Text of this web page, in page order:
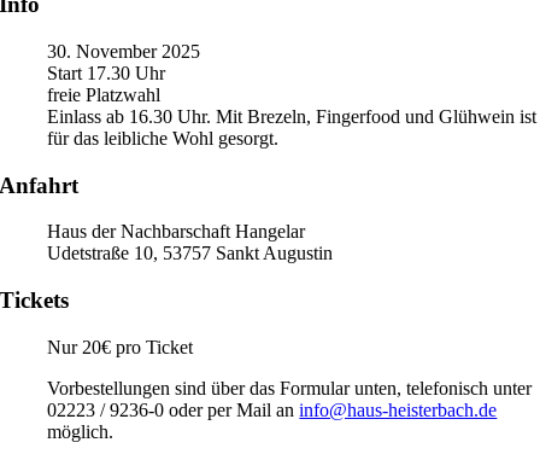
30. November 2025
Start 17.30 Uhr
freie Platzwahl
Einlass ab 16.30 Uhr. Mit Brezeln, Fingerfood und Glühwein ist
für das leibliche Wohl gesorgt.
Anfahrt
Haus der Nachbarschaft Hangelar
Udetstraße 10, 53757 Sankt Augustin
Tickets
Nur 20€ pro Ticket
Vorbestellungen sind über das Formular unten, telefonisch unter
02223 / 9236-0 oder per Mail aninfo@haus-heisterbach.de
möglich.